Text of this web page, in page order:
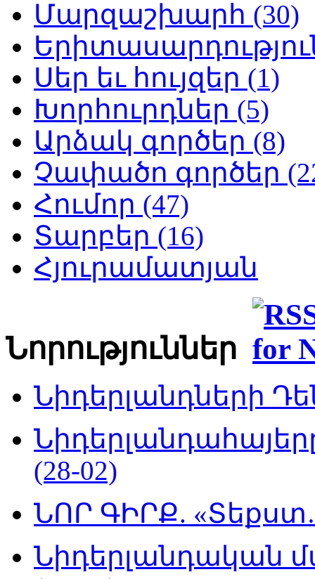
Մարզաշխարհ (30)
Սեր եւ հույզեր (1)
Խորհուրդներ (5)
Արձակ գործեր (8)
Չափածո գործեր
Հումոր (47)
Տարբեր (16)
Հյուրամատյան
Նորություններ
Նիդերլանդների
(28-02)
ՆՈՐ ԳԻՐՔ.
Նիդերլանդական